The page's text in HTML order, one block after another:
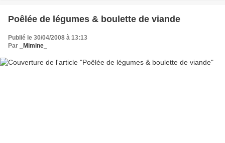
Poêlée de légumes & boulette de viande
Publié le 30/04/2008 à 13:13
Par
_Mimine_